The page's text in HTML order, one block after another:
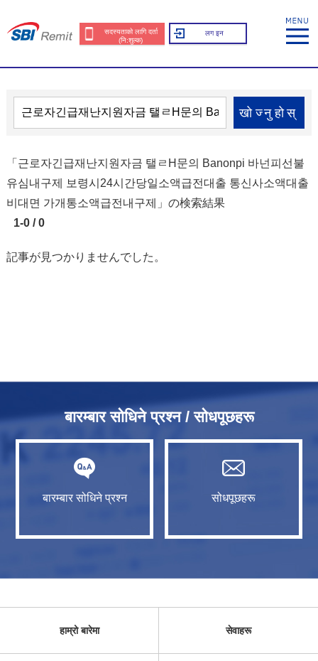
सदस्यताको लागि दर्ता
(नि:शुल्क)
लग इन
खोज्नुहोस्
「근로자긴급재난지원자금 탤ㄹH문의 Banonpi 바넌피선불
유심내구제 보령시24시간당일소액급전대출 통신사소액대출
비대면 가개통소액급전내구제」の検索結果
1-0 / 0
記事が見つかりませんでした。
बारम्बार सोधिने प्रश्न / सोधपूछहरू
बारम्बार सोधिने प्रश्न सोधपूछहरू
हाम्रो बारेमा सेवाहरू